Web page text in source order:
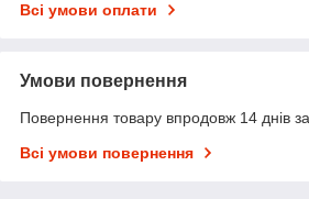
Всі умови оплати
Умови повернення
Повернення товару впродовж 14 днів
Всі умови повернення